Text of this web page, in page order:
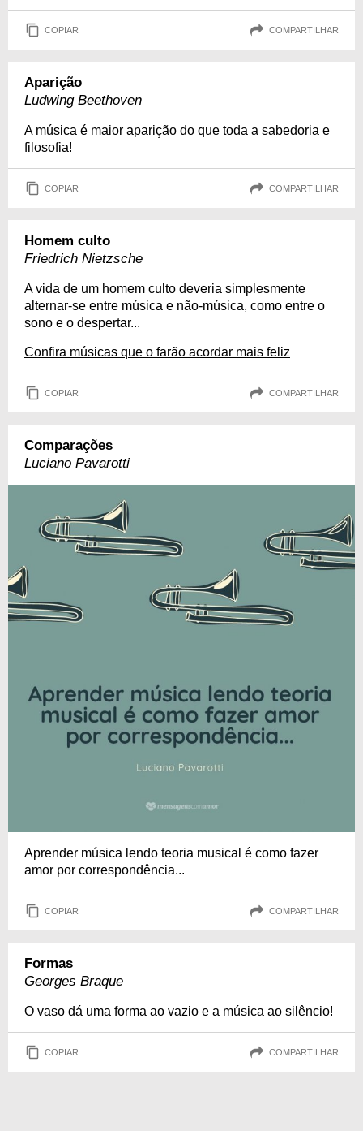
COPIAR COMPARTILHAR
Aparição
Ludwing Beethoven
A música é maior aparição do que toda a sabedoria e
filosofia!
COPIAR COMPARTILHAR
Homem culto
Friedrich Nietzsche
A vida de um homem culto deveria simplesmente
alternar-se entre música e não-música, como entre o
sono e o despertar...
Confira músicas que o farão acordar mais feliz
COPIAR COMPARTILHAR
Comparações
Luciano Pavarotti
Aprender música lendo teoria musical é como fazer
amor por correspondência...
COPIAR COMPARTILHAR
Formas
Georges Braque
O vaso dá uma forma ao vazio e a música ao silêncio!
COPIAR COMPARTILHAR